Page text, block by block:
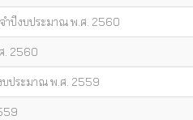
จำปีงบประมาณ พ.ศ. 2560
. 2560
บประมาณ พ.ศ. 2559